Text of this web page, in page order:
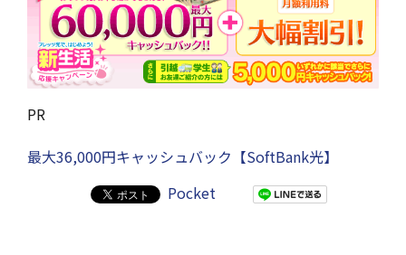
PR
最大36,000円キャッシュバック【SoftBank光】
Pocket